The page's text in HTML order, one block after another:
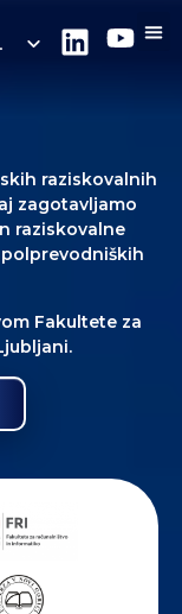
raziskovalnih
zagotavljamo
raziskovalne
Fakultete za